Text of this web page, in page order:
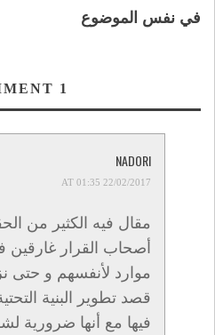
في نفس الموضوع
1
NADORI
22/02/2017 AT 01:35
مقال فيه الكثير من
أصحاب القرار
موارد لأنفسهم و حتى
قصد تطوير البنية
فيها مع أنها ضرورية